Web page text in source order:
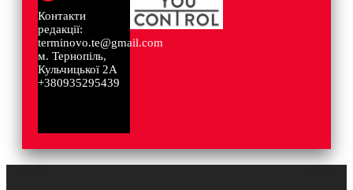
Контакти
редакції:
terminovo.te@gmail.com
м. Тернопіль,
Кульчицької 2А
+380935295439